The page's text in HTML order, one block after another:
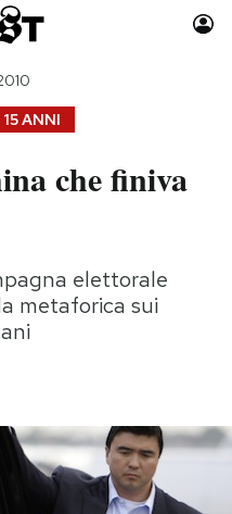
Moda
Storie/Idee
Ok Boomer!
Media
Mondiali calcio 2026
15 ANNI
che finiva
elettorale
metaforica sui